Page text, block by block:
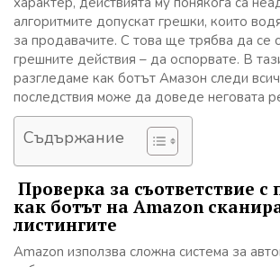
алгоритмите допускат грешки, които
за продавачите. С това ще трябва да се
грешните действия – да оспорвате. В
разгледаме как ботът Амазон следи
последствия може да доведе неговата
Съдържание
Проверка за съответствие с
как ботът на Amazon
листингите
Amazon използва сложна система за